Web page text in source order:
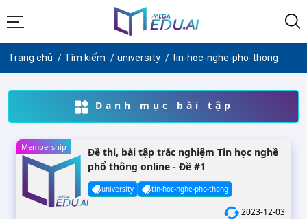
Trang chủ Tìm kiếm university tin-hoc-nghe-pho-thong
Danh mục bài tập
Membership
Đề thi, bài tập trắc nghiệm Tin học nghề
phổ thông online - Đề #1
university tin-hoc-nghe-pho-thong
2023-12-03